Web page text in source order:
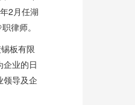
2月任湖
律师。
板有限
业的日
领导及企